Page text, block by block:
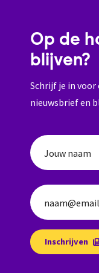
Op de
blijven?
Schrijf je in voor
nieuwsbrief en
Jouw naam
Inschrijven